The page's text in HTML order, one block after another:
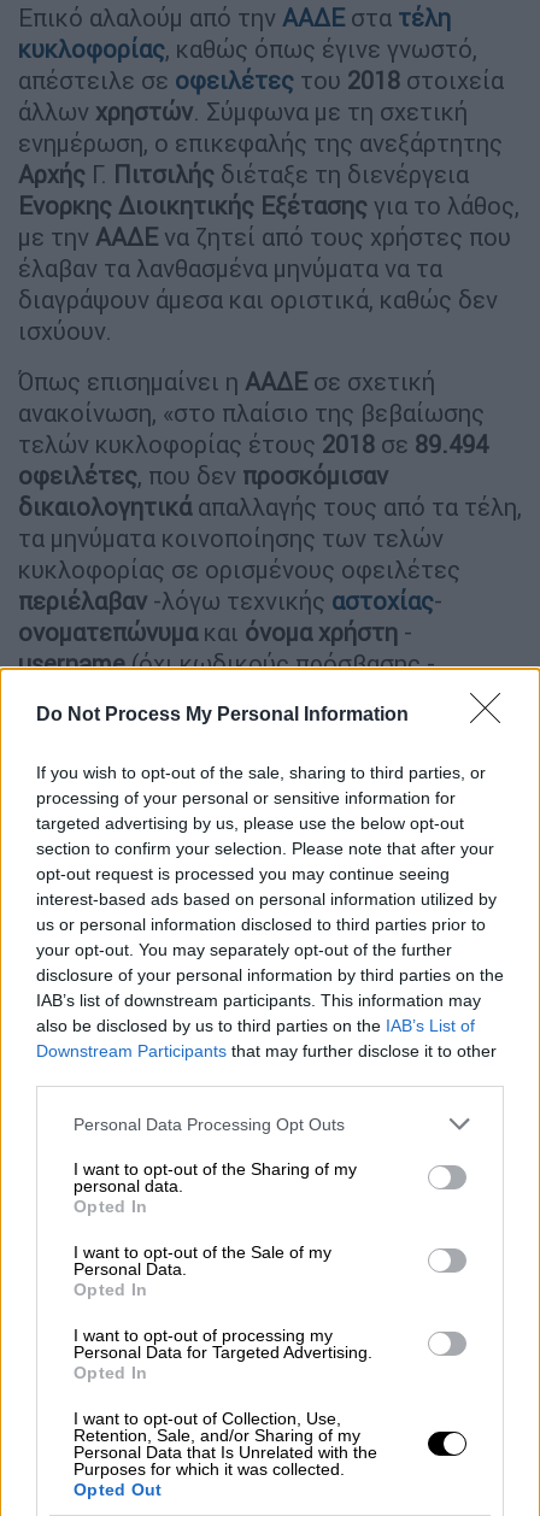
Do Not Process My Personal Information
If you wish to opt-out of the sale, sharing to third parties, or
processing of your personal or sensitive information for
targeted advertising by us, please use the below opt-out
section to confirm your selection. Please note that after your
opt-out request is processed you may continue seeing
interest-based ads based on personal information utilized by
us or personal information disclosed to third parties prior to
your opt-out. You may separately opt-out of the further
disclosure of your personal information by third parties on the
IAB’s list of downstream participants. This information may
also be disclosed by us to third parties on the IAB’s List of
Downstream Participants that may further disclose it to other
Please note that this website/app uses one or more Google
not limited to your visit or usage behaviour. You may click to
grant or deny consent to Google and its third-party tags to
use your data for below specified purposes in below Google
consent section.
Personal Data Processing Opt Outs
I want to opt-out of the Sharing of my
personal data.
Opted In
I want to opt-out of the Sale of my
Personal Data.
Opted In
I want to opt-out of processing my
Personal Data for Targeted Advertising.
Opted In
I want to opt-out of Collection, Use,
Retention, Sale, and/or Sharing of my
Personal Data that Is Unrelated with the
Purposes for which it was collected.
Opted Out
Επικό αλαλούμ από την ΑΑΔΕστα τέλη
κυκλοφορίας, καθώς όπως έγινε γνωστό,
απέστειλε σε οφειλέτες του 2018 στοιχεία
άλλων χρηστών. Σύμφωνα με τη σχετική
ενημέρωση, ο επικεφαλής της ανεξάρτητης
Αρχής Γ. Πιτσιλής διέταξε τη διενέργεια
Ενορκης Διοικητικής Εξέτασης για το λάθος,
με την ΑΑΔΕ να ζητεί από τους χρήστες που
έλαβαν τα λανθασμένα μηνύματα να τα
διαγράψουν άμεσα και οριστικά, καθώς δεν
ισχύουν.
Όπως επισημαίνει η ΑΑΔΕ σε σχετική
ανακοίνωση, «στο πλαίσιο της βεβαίωσης
τελών κυκλοφορίας έτους 2018 σε 89.494
οφειλέτες, που δεν προσκόμισαν
δικαιολογητικάαπαλλαγής τους από τα τέλη,
τα μηνύματα κοινοποίησης των τελών
κυκλοφορίας σε ορισμένους οφειλέτες
περιέλαβαν -λόγω τεχνικής αστοχίας-
ονοματεπώνυμακαι όνομα χρήστη -
username(όχι κωδικούς πρόσβασης -
την Αρχή Προστασίας Δεδομένων
Προσωπικού Χαρακτήρα, όπως προβλέπει ο
νόμος.
Οι παραλήπτες των μηνυμάτων αυτώνήδη
λαμβάνουν από τη Γενική Διεύθυνση
Ηλεκτρονικής Διακυβέρνησης της ΑΑΔΕ
μήνυμα ηλεκτρονικού ταχυδρομείου,με το
οποίο τους ζητείται να διαγράψουν άμεσα
και οριστικά από την εισερχόμενη
Κανονισμό Προστασίας Δεδομένων (ΕΕ)
2016/679, απαγορεύεται η διατήρηση,
κοινοποίηση και εν γένει χρήση
πρόσωπα.
εκ παραδρομήςδεν περιέχονται κωδικοί
πρόσβασης - password
σε κρυπτογραφημένη μορφή και δεν είναι
ανακτήσιμοι ούτε από την ΑΑΔΕ), ούτε
στοιχεία οφειλών για τους άλλους
οφειλέτες, που περιελήφθησαν στα